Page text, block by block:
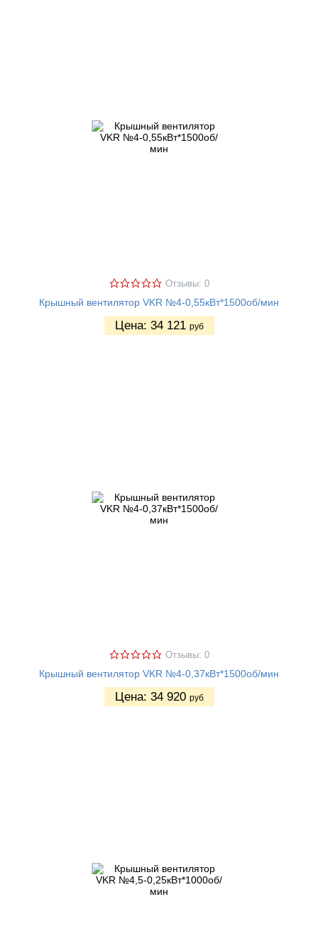
Отзывы: 0
Крышный вентилятор VKR №4-0,55кВт*1500об/мин
Цена: 34 121 руб
Отзывы: 0
Крышный вентилятор VKR №4-0,37кВт*1500об/мин
Цена: 34 920 руб